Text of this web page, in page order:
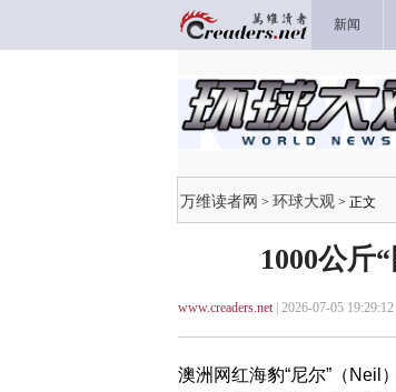
新闻
万维读者网 > 环球大观 > 正文
1000公斤
www.creaders.net| 2026-07-05
澳洲网红海豹“尼尔”（Neil